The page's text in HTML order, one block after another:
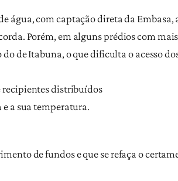
água, com captação direta da
Porém, em alguns prédios com
de Itabuna, o que dificulta o acesso
recipientes distribuídos
a sua temperatura.
de fundos e que se refaça o